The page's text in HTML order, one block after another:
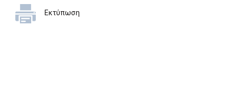
Εκτύπωση